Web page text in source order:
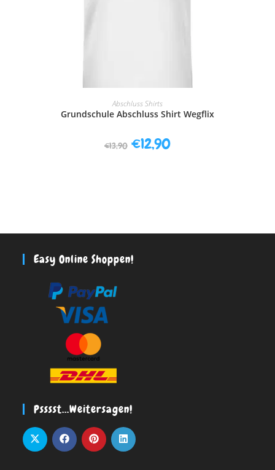
AUSFÜHRUNG WÄHLEN
Abschluss Shirts
Grundschule Abschluss Shirt Wegflix
€13,90 €12,90
Easy Online Shoppen!
Psssst…weitersagen!